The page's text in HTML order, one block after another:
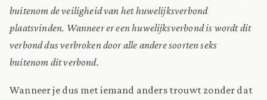
buitenom de veiligheid van het huwelijksverbond
plaatsvinden. Wanneer er een huwelijksverbond is wordt dit
verbond dus verbroken door alle andere soorten seks
buitenom dit verbond.
Wanneer je dus met iemand anders trouwt zonder dat